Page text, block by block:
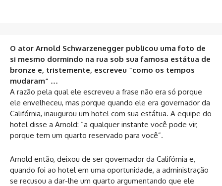
O ator Arnold Schwarzenegger publicou uma foto de
si mesmo dormindo na rua sob sua famosa estátua de
bronze e, tristemente, escreveu “como os tempos
mudaram” …
A razão pela qual ele escreveu a frase não era só porque
ele envelheceu, mas porque quando ele era governador da
Califórnia, inaugurou um hotel com sua estátua. A equipe do
hotel disse a Arnold: “a qualquer instante você pode vir,
porque tem um quarto reservado para você”.
Arnold então, deixou de ser governador da Califórnia e,
quando foi ao hotel em uma oportunidade, a administração
se recusou a dar-lhe um quarto argumentando que ele